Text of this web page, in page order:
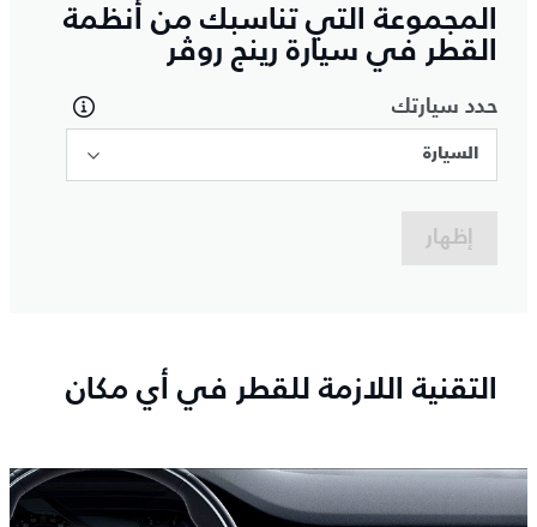
المجموعة التي تناسبك من أنظمة
القطر في سيارة رينج روڤر
حدد سيارتك
السيارة
إظهار
التقنية اللازمة للقطر في أي مكان